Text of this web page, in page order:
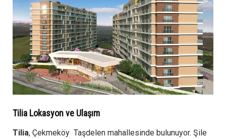
Tilia Lokasyon ve Ulaşım
Tilia, Çekmeköy Taşdelen mahallesinde bulunuyor. Şile